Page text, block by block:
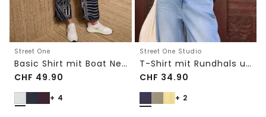
Street One
Basic Shirt mit Boat Neck und Elastikbund
CHF 49.90
+ 4
Street One Studio
T-Shirt mit Rundhals und Embroidery-Detail
CHF 34.90
+ 2